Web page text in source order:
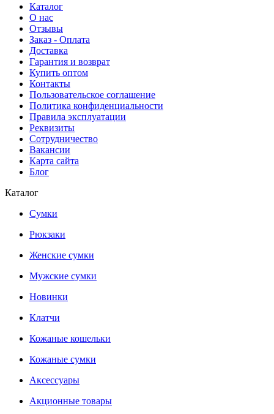
Каталог
О нас
Отзывы
Заказ - Оплата
Доставка
Гарантия и возврат
Купить оптом
Контакты
Пользовательское соглашение
Политика конфиденциальности
Правила эксплуатации
Реквизиты
Сотрудничество
Вакансии
Карта сайта
Блог
Каталог
Сумки
Рюкзаки
Женские сумки
Мужские сумки
Новинки
Клатчи
Кожаные кошельки
Кожаные сумки
Аксессуары
Акционные товары